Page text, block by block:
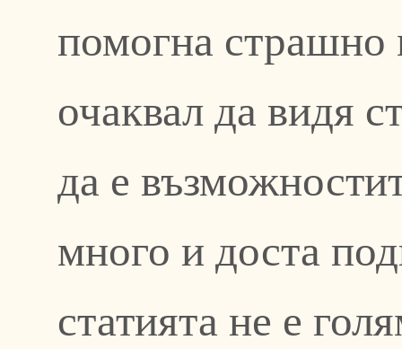
помогна страшно
очаквал да видя
да е
много и доста
статията не е